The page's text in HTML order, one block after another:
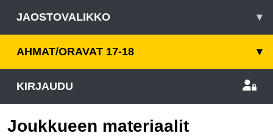
JAOSTOVALIKKO ▾
AHMAT/ORAVAT 17-18 ▾
KIRJAUDU
Joukkueen materiaalit